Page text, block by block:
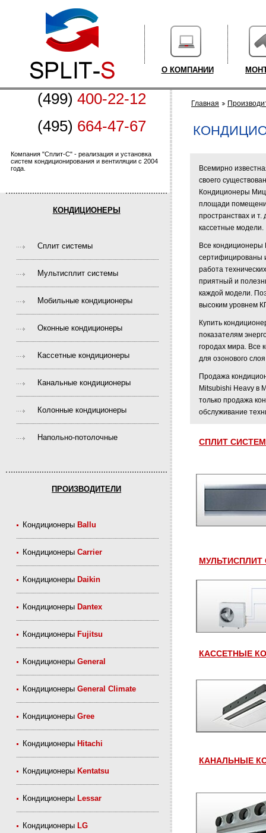
О КОМПАНИИ
(499) 400-22-12
(495) 664-47-67
Компания "Сплит-С" - реализация и установка
систем кондиционирования и вентиляции с 2004
года.
КОНДИЦИОНЕРЫ
Cплит системы
Мультисплит системы
Мобильные кондиционеры
Оконные кондиционеры
Кассетные кондиционеры
Канальные кондиционеры
Колонные кондиционеры
Напольно-потолочные
ПРОИЗВОДИТЕЛИ
Кондиционеры Ballu
КондиционерыCarrier
Кондиционеры Daikin
Кондиционеры Dantex
Кондиционеры Fujitsu
КондиционерыGeneral
КондиционерыGeneral Climate
КондиционерыGree
Кондиционеры Hitachi
Кондиционеры Kentatsu
Кондиционеры Lessar
Кондиционеры LG
Главная
Всемирно
своего
Кондиционеры
площади
пространствах и
кассетные модели.
Все кондиционеры
сертифицированы
работа
приятный и
каждой модели.
высоким уровнем
Купить
показателям
городах мира. Все
для озонового
Продажа
Mitsubishi Heavy в
только продажа
обслуживание
CПЛИТ
МУЛЬТИСПЛИТ
КАССЕТНЫЕ
КАНАЛЬНЫЕ